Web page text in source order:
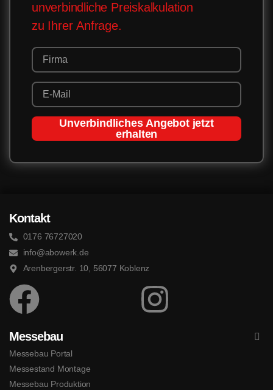
unverbindliche Preiskalkulation
zu Ihrer Anfrage.
Unverbindliches Angebot jetzt
erhalten
Kontakt
0176 76727020
info@abowerk.de
Arenbergerstr. 10, 56077 Koblenz
Messebau
Messebau Portal
Messestand Montage
Messebau Produktion